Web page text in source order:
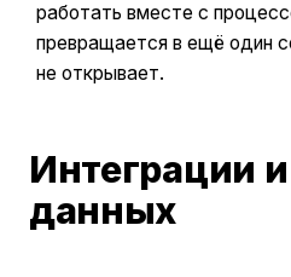
работать вместе с
превращается в ещё один
не открывает.
Интеграции
данных